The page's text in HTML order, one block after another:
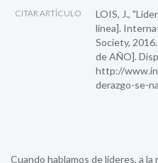
CITAR ARTÍCULO
LOIS, J.,
línea].
Society,
de AÑO].
http://
derazgo-se-
Cuando hablamos de líderes, a la